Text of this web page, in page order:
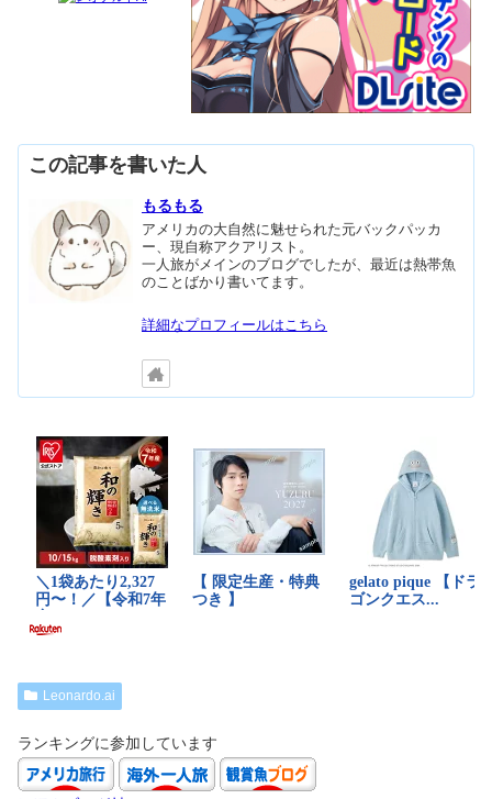
この記事を書いた人
もるもる
アメリカの大自然に魅せられた元バックパッカ
ー、現自称アクアリスト。
一人旅がメインのブログでしたが、最近は熱帯魚
のことばかり書いてます。
詳細なプロフィールはこちら
Leonardo.ai
ランキングに参加しています